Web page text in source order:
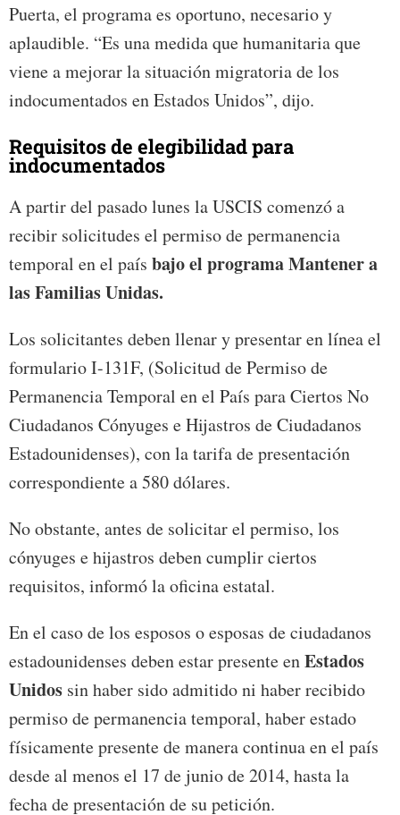
Puerta, el programa es oportuno, necesario y
aplaudible. “Es una medida que humanitaria que
viene a mejorar la situación migratoria de los
indocumentados en Estados Unidos”, dijo.
Requisitos de elegibilidad para
indocumentados
A partir del pasado lunes la USCIS comenzó a
recibir solicitudes el permiso de permanencia
temporal en el país bajo el programa Mantener a
las Familias Unidas.
Los solicitantes deben llenar y presentar en línea el
formulario I-131F, (Solicitud de Permiso de
Permanencia Temporal en el País para Ciertos No
Ciudadanos Cónyuges e Hijastros de Ciudadanos
Estadounidenses), con la tarifa de presentación
correspondiente a 580 dólares.
No obstante, antes de solicitar el permiso, los
cónyuges e hijastros deben cumplir ciertos
requisitos, informó la oficina estatal.
En el caso de los esposos o esposas de ciudadanos
estadounidenses deben estar presente enEstados
Unidos sin haber sido admitido ni haber recibido
permiso de permanencia temporal, haber estado
físicamente presente de manera continua en el país
desde al menos el 17 de junio de 2014, hasta la
fecha de presentación de su petición.